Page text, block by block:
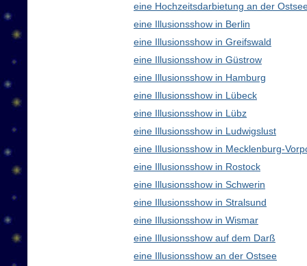
eine Hochzeitsdarbietung an der
eine Illusionsshow in Berlin
eine Illusionsshow in Greifswald
eine Illusionsshow in Güstrow
eine Illusionsshow in Hamburg
eine Illusionsshow in Lübeck
eine Illusionsshow in Lübz
eine Illusionsshow in Ludwigslust
eine Illusionsshow in Mecklenburg-
eine Illusionsshow in Rostock
eine Illusionsshow in Schwerin
eine Illusionsshow in Stralsund
eine Illusionsshow in Wismar
eine Illusionsshow auf dem Darß
eine Illusionsshow an der Ostsee